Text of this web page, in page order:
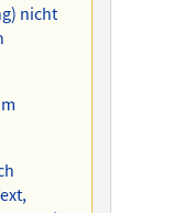
nicht